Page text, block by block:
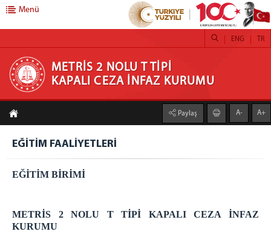
METRİS 2 NOLU T TİPİ KAPALI CEZA İNFAZ
KURUMU
ANASAYFA
METRİS 2 NOLU
DUYURULAR
HAKKIMIZDA
Kurum Müdürünün Mesajı
KURUM MİSYONUMUZ
Menü
METRİS 2 NOLU T TİPİ
KAPALI CEZA İNFAZ KURUMU
TR
ENG
Paylaş A- A+
EĞİTİM FAALİYETLERİ
EĞİTİM BİRİMİ
METRİS 2 NOLU T TİPİ KAPALI CEZA İNFAZ
KURUMU